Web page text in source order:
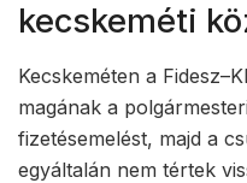
kecskeméti
Kecskeméten a
magának a
fizetésemelést, majd a
egyáltalán nem tértek